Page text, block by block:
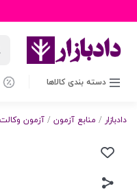
دسته بندی کالاها
دادبازار / منابع آزمون / آزمون وکالت